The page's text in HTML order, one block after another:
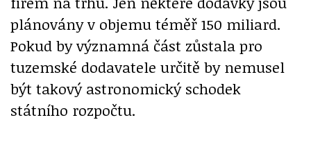
plánovány v objemu téměř 150 miliard.
Pokud by významná část zůstala pro
tuzemské dodavatele určitě by nemusel
být takový astronomický schodek
státního rozpočtu.